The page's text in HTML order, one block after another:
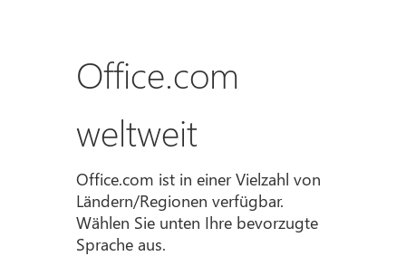
Office.com
weltweit
Office.com ist in einer Vielzahl von
Ländern/Regionen verfügbar.
Wählen Sie unten Ihre bevorzugte
Sprache aus.